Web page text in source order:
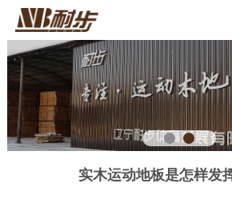
实木运动地板是怎样发